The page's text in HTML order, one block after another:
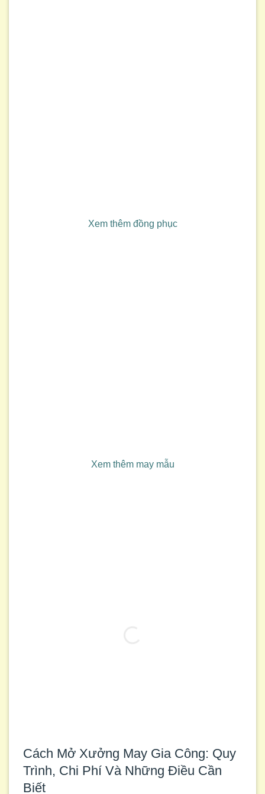
Xem thêm đồng phục
Xem thêm may mẫu
Cách Mở Xưởng May Gia Công: Quy
Trình, Chi Phí Và Những Điều Cần
Biết